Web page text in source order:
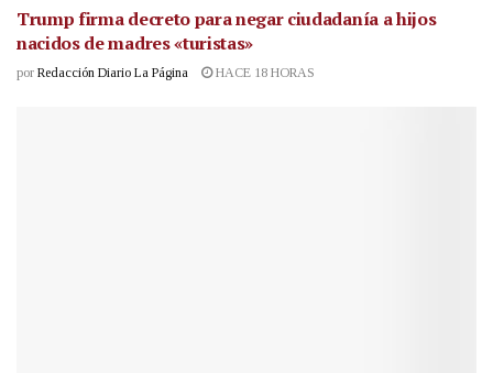
Trump firma decreto para negar ciudadanía a hijos
nacidos de madres «turistas»
por Redacción Diario La Página HACE 18 HORAS